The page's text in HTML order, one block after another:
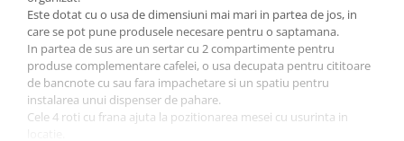
Este dotat cu o usa de dimensiuni mai mari in partea de jos, in
care se pot pune produsele necesare pentru o saptamana.
In partea de sus are un sertar cu 2 compartimente pentru
produse complementare cafelei, o usa decupata pentru cititoare
de bancnote cu sau fara impachetare si un spatiu pentru
instalarea unui dispenser de pahare.
Cele 4 roti cu frana ajuta la pozitionarea mesei cu usurinta in